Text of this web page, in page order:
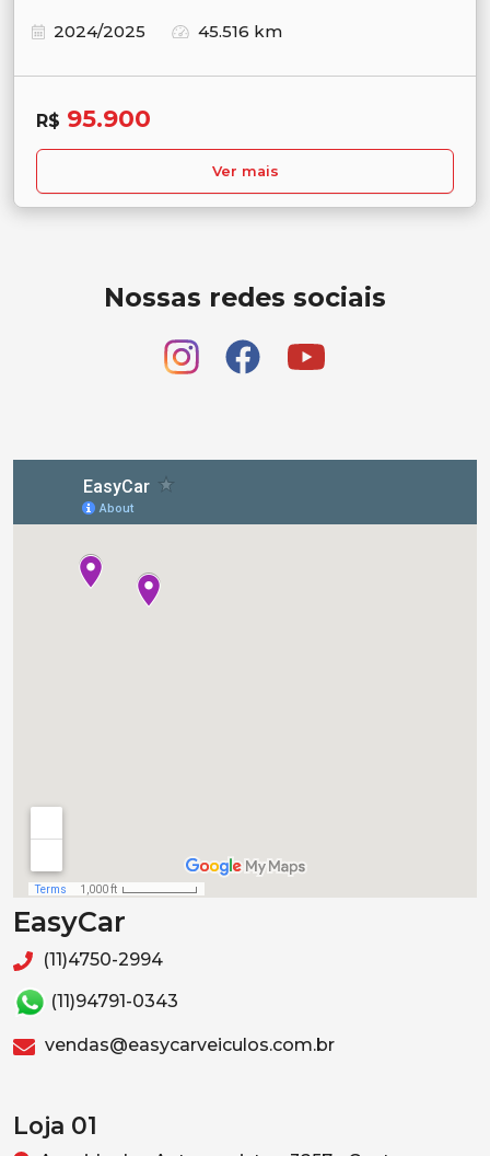
2024/2025
45.516 km
R$ 95.900
Ver mais
Nossas redes sociais
EasyCar
(11)4750-2994
(11)94791-0343
vendas@easycarveiculos.com.br
Loja 01